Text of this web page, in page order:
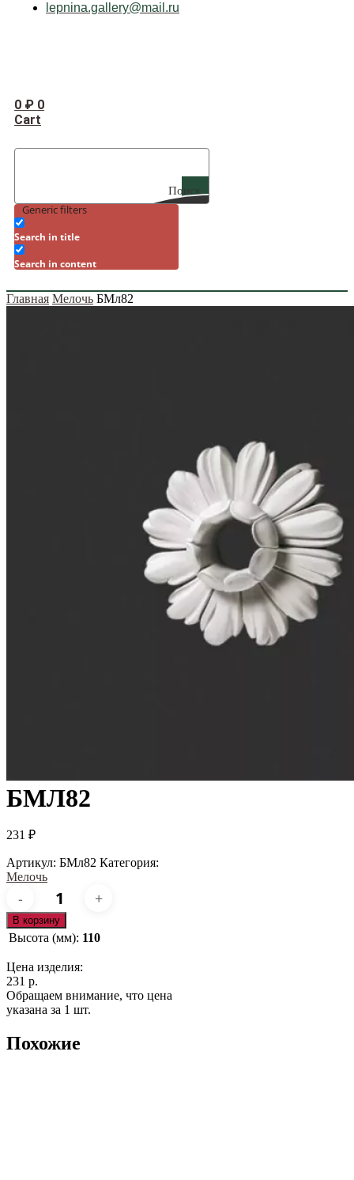
lepnina.gallery@mail.ru
0 ₽ 0
Cart
Поиск
Generic filters
Search in title
Search in content
Главная Мелочь БМл82
БМЛ82
231 ₽
Артикул: БМл82 Категория:
Мелочь
Количество
товара
БМл82
В корзину
Высота (мм): 110
Цена изделия:
231 р.
Обращаем внимание, что цена
указана за 1 шт.
Похожие